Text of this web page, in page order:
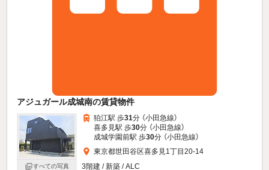
アジュガール成城南の賃貸物件
すべての写真
狛江駅 歩31分 （小田急線）
喜多見駅 歩30分 （小田急線）
成城学園前駅 歩30分 （小田急線）
東京都世田谷区喜多見1丁目20-14
3階建 / 新築 / ALC